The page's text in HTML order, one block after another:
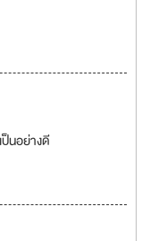
ป็นอย่างดี